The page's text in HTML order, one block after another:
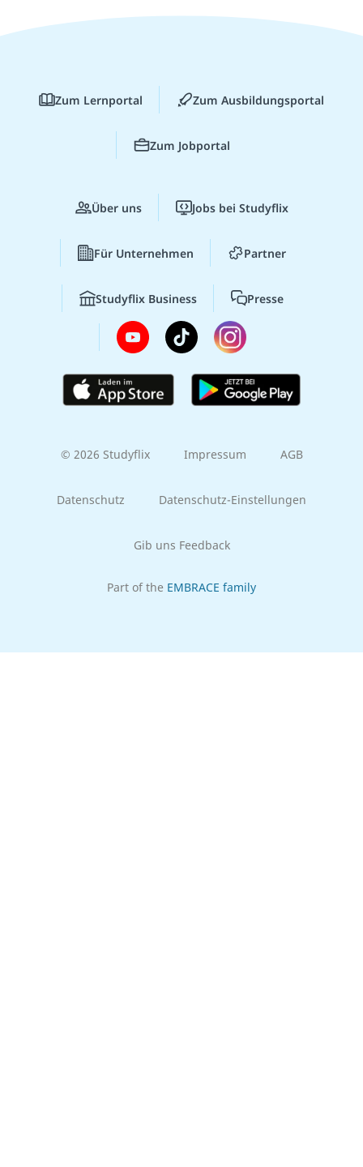
Zum Lernportal Zum Ausbildungsportal
Zum Jobportal
Über uns Jobs bei Studyflix
Für Unternehmen Partner
Studyflix Business Presse
© 2026 Studyflix Impressum AGB
Datenschutz Datenschutz-Einstellungen
Gib uns Feedback
Part of the EMBRACE family